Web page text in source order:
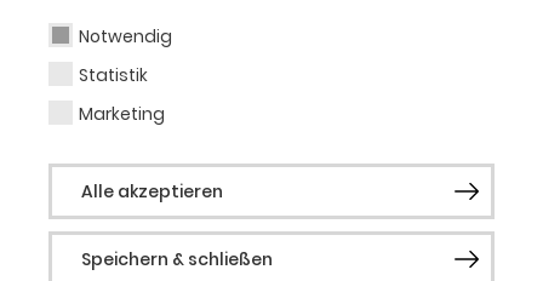
Notwendig
Statistik
Marketing
Alle akzeptieren
Speichern & schließen
Gastdirigent
„Magisch! Zauberhaft“ schreibt La
Provence über Ulrich Kerns Interpretation
von Beethovens Neunter Sinfonie. Ulrich
Kern überzeugt durch seine stilsicheren